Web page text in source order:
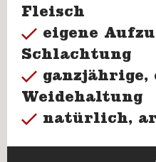
Fleisch
eigene
Schlachtung
ganzjährige,
Weidehaltung
natürlich,